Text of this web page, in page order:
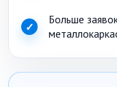
✓
Больше